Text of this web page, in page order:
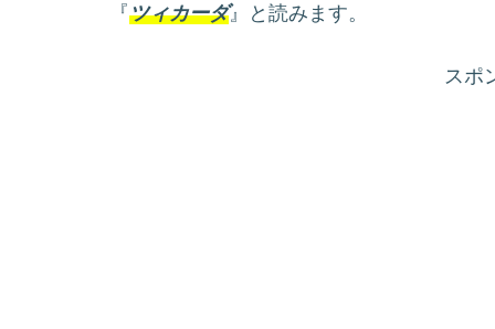
『ツィカーダ』と読みます。
スポ